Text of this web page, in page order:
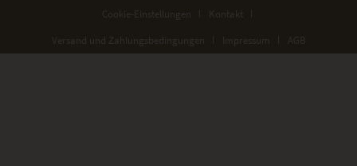
Cookie-Einstellungen
Kontakt
Versand und Zahlungsbedingungen
Impressum AGB